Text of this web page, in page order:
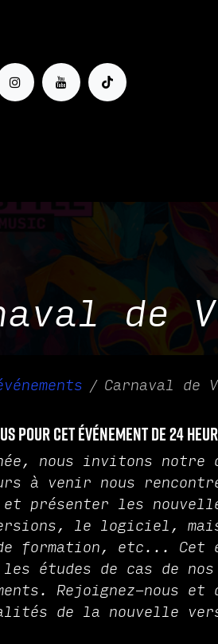
de
Carnaval de
pour cet événement de 24
nous invitons notre
à venir nous
présenter les
le logiciel,
formation, etc... Cet
études de cas de
Rejoignez-nous
de la nouvelle